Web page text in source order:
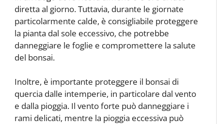
diretta al giorno. Tuttavia, durante le giornate
particolarmente calde, è consigliabile proteggere
la pianta dal sole eccessivo, che potrebbe
danneggiare le foglie e compromettere la salute
del bonsai.
Inoltre, è importante proteggere il bonsai di
quercia dalle intemperie, in particolare dal vento
e dalla pioggia. Il vento forte può danneggiare i
rami delicati, mentre la pioggia eccessiva può